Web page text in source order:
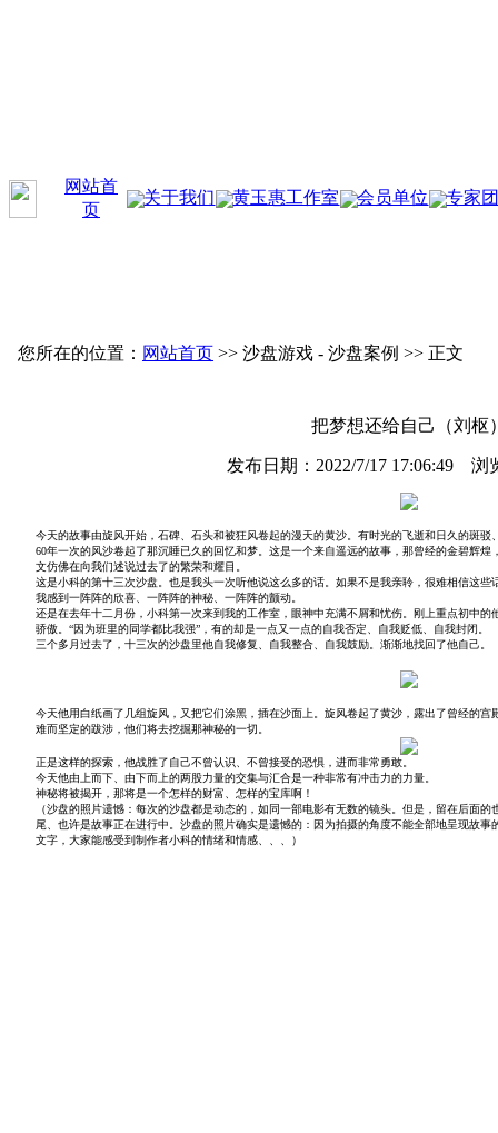
网站首
页
关于我们 黄玉惠工作室 会员单位 专家
您所在的位置： 网站首页 >> 沙盘游戏 - 沙盘案例 >> 正文
把梦想还给自己（刘枢
发布日期：2022/7/17 17:06:49 浏
今天的故事由旋风开始，石碑、石头和被狂风卷起的漫天的黄沙。有时光的飞逝和日久的斑驳
60年一次的风沙卷起了那沉睡已久的回忆和梦。这是一个来自遥远的故事，那曾经的金碧辉
文仿佛在向我们述说过去了的繁荣和耀目。
这是小科的第十三次沙盘。也是我头一次听他说这么多的话。如果不是我亲聆，很难相信这
我感到一阵阵的欣喜、一阵阵的神秘、一阵阵的颤动。
还是在去年十二月份，小科第一次来到我的工作室，眼神中充满不屑和忧伤。刚上重点初中
骄傲。“因为班里的同学都比我强”，有的却是一点又一点的自我否定、自我贬低、自我封闭。
三个多月过去了，十三次的沙盘里他自我修复、自我整合、自我鼓励。渐渐地找回了他自己。
今天他用白纸画了几组旋风，又把它们涂黑，插在沙面上。旋风卷起了黄沙，露出了曾经的
难而坚定的跋涉，他们将去挖掘那神秘的一切。
正是这样的探索，他战胜了自己不曾认识、不曾接受的恐惧，进而非常勇敢。
今天他由上而下、由下而上的两股力量的交集与汇合是一种非常有冲击力的力量。
神秘将被揭开，那将是一个怎样的财富、怎样的宝库啊！
（沙盘的照片遗憾：每次的沙盘都是动态的，如同一部电影有无数的镜头。但是，留在后面
尾、也许是故事正在进行中。沙盘的照片确实是遗憾的：因为拍摄的角度不能全部地呈现故
文字，大家能感受到制作者小科的情绪和情感、、、）